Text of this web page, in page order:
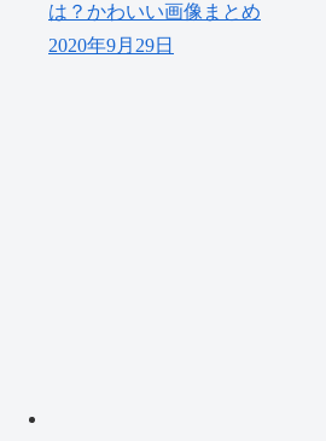
は？かわいい画像まとめ
2020年9月29日